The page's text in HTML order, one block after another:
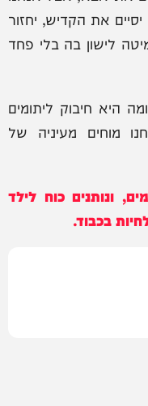
את הקדיש, יחזור
לישון בה בלי פחד
היא חיבוק ליתומים
מוחים מעיניה של
ונותנים כוח לילד
בכבוד.